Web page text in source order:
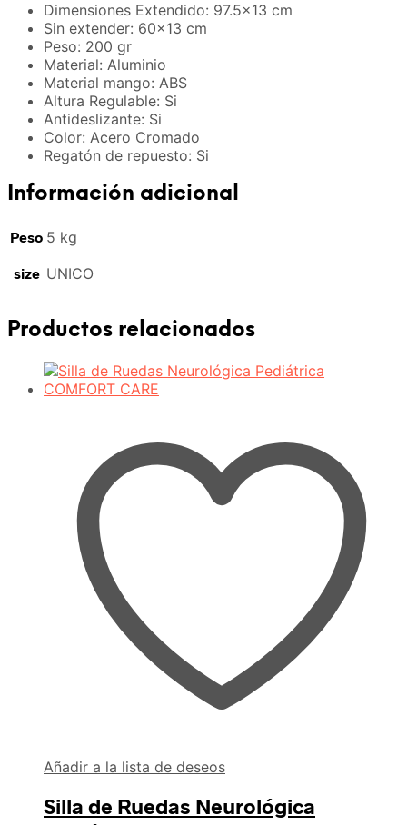
Dimensiones Extendido: 97.5×13 cm
Sin extender: 60×13 cm
Peso: 200 gr
Material: Aluminio
Material mango: ABS
Altura Regulable: Si
Antideslizante: Si
Color: Acero Cromado
Regatón de repuesto: Si
Información adicional
Peso 5 kg
size UNICO
Productos relacionados
Añadir a la lista de deseos
Silla de Ruedas Neurológica